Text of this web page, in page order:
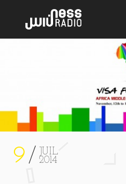
WORRISOME HEART
9
JUIL
2014